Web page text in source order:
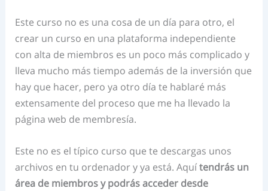
Este curso no es una cosa de un día para otro, el
crear un curso en una plataforma independiente
con alta de miembros es un poco más complicado y
lleva mucho más tiempo además de la inversión que
hay que hacer, pero ya otro día te hablaré más
extensamente del proceso que me ha llevado la
página web de membresía.
Este no es el típico curso que te descargas unos
archivos en tu ordenador y ya está. Aquítendrás un
área de miembros y podrás acceder desde